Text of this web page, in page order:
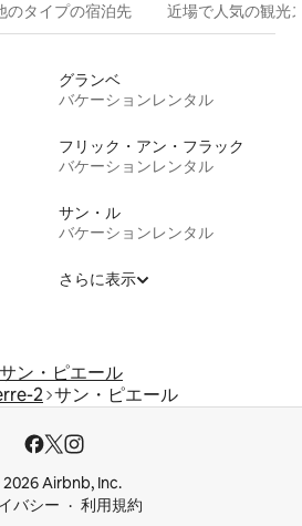
のタ⁠イ⁠プ⁠の宿⁠泊⁠先 近場で人気の観光
グランベ
バケーションレンタル
フリック・アン・フラック
バケーションレンタル
サン・ル
バケーションレンタル
さらに表示
サン・ピエール
2 サン・ピエール
Airbnb, Inc.
バシー
利用規約